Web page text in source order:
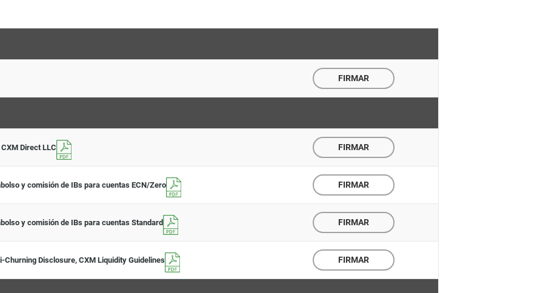
FIRMAR
Direct LLC FIRMAR
y comisión de IBs para cuentas ECN/Zero FIRMAR
y comisión de IBs para cuentas Standard FIRMAR
Disclosure, CXM Liquidity Guidelines FIRMAR